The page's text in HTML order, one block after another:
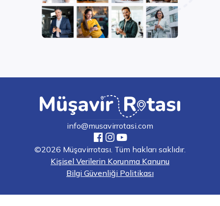
info@musavirrotasi.com
©2026 Müşavirrotası. Tüm hakları saklıdır.
Kişisel Verilerin Korunma Kanunu
Bilgi Güvenliği Politikası